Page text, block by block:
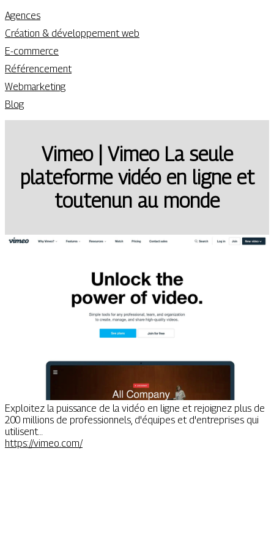
Agences
Création & développement web
E-commerce
Référencement
Webmarketing
Blog
Vimeo | Vimeo La seule
plateforme vidéo en ligne et
toutenun au monde
Exploitez la puissance de la vidéo en ligne et rejoignez plus de
200 millions de professionnels, d'équipes et d'entreprises qui
utilisent…
https://vimeo.com/